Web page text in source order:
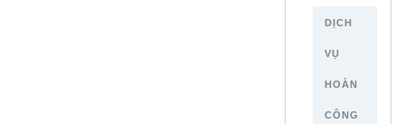
DỊCH
VỤ
HOÀN
CÔNG